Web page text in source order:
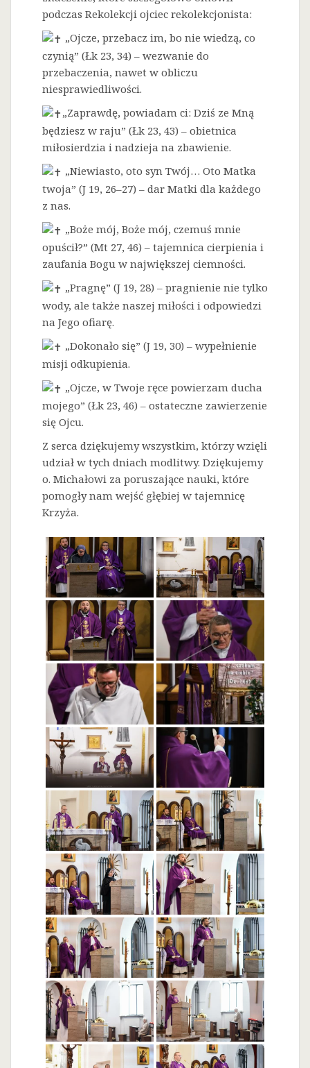
podczas Rekolekcji ojciec rekolekcjonista:
„Ojcze, przebacz im, bo nie wiedzą, co
czynią” (Łk 23, 34) – wezwanie do
przebaczenia, nawet w obliczu
niesprawiedliwości.
„Zaprawdę, powiadam ci: Dziś ze Mną
będziesz w raju” (Łk 23, 43) – obietnica
miłosierdzia i nadzieja na zbawienie.
„Niewiasto, oto syn Twój… Oto Matka
twoja” (J 19, 26–27) – dar Matki dla każdego
z nas.
„Boże mój, Boże mój, czemuś mnie
opuścił?” (Mt 27, 46) – tajemnica cierpienia i
zaufania Bogu w największej ciemności.
„Pragnę” (J 19, 28) – pragnienie nie tylko
wody, ale także naszej miłości i odpowiedzi
na Jego ofiarę.
„Dokonało się” (J 19, 30) – wypełnienie
misji odkupienia.
„Ojcze, w Twoje ręce powierzam ducha
mojego” (Łk 23, 46) – ostateczne zawierzenie
się Ojcu.
Z serca dziękujemy wszystkim, którzy wzięli
udział w tych dniach modlitwy. Dziękujemy
o. Michałowi za poruszające nauki, które
pomogły nam wejść głębiej w tajemnicę
Krzyża.